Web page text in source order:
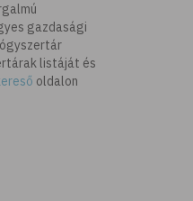
gazdasági
listáját és
oldalon